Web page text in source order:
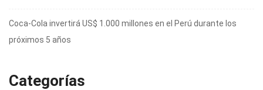
Coca-Cola invertirá US$ 1.000 millones en el Perú durante los
próximos 5 años
Categorías